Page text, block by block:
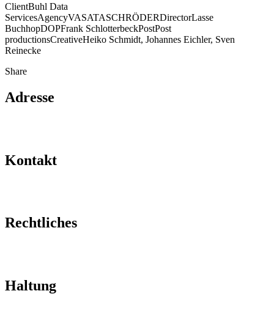
ClientBuhl Data
ServicesAgencyVASATASCHRÖDERDirectorLasse
BuchhopDOPFrank SchlotterbeckPostPost
productionsCreativeHeiko Schmidt, Johannes Eichler, Sven
Reinecke
Share
Adresse
Kontakt
Rechtliches
Haltung